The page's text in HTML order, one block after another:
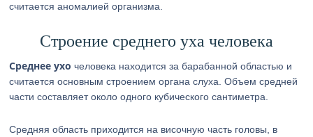
считается аномалией организма.
Строение среднего уха человека
Среднее ухо человека находится за барабанной областью и
считается основным строением органа слуха. Объем средней
части составляет около одного кубического сантиметра.
Средняя область приходится на височную часть головы, в